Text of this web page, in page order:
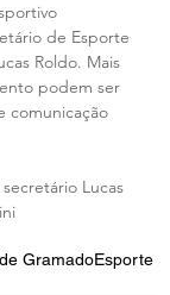
de Esporte
Roldo. Mais
podem ser
comunicação
Lucas
GramadoEsporte